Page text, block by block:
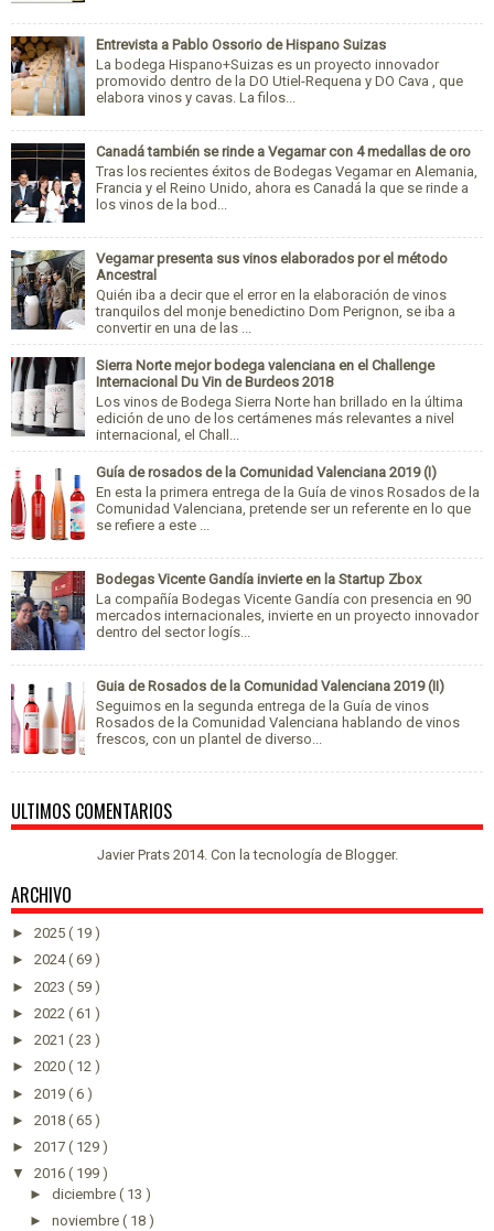
Entrevista a Pablo Ossorio de Hispano Suizas
La bodega Hispano+Suizas es un proyecto innovador
promovido dentro de la DO Utiel-Requena y DO Cava , que
elabora vinos y cavas. La filos...
Canadá también se rinde a Vegamar con 4 medallas de oro
Tras los recientes éxitos de Bodegas Vegamar en Alemania,
Francia y el Reino Unido, ahora es Canadá la que se rinde a
los vinos de la bod...
Vegamar presenta sus vinos elaborados por el método
Ancestral
Quién iba a decir que el error en la elaboración de vinos
tranquilos del monje benedictino Dom Perignon, se iba a
convertir en una de las ...
Sierra Norte mejor bodega valenciana en el Challenge
Internacional Du Vin de Burdeos 2018
Los vinos de Bodega Sierra Norte han brillado en la última
edición de uno de los certámenes más relevantes a nivel
internacional, el Chall...
Guía de rosados de la Comunidad Valenciana 2019 (I)
En esta la primera entrega de la Guía de vinos Rosados de la
Comunidad Valenciana, pretende ser un referente en lo que
se refiere a este ...
Bodegas Vicente Gandía invierte en la Startup Zbox
La compañía Bodegas Vicente Gandía con presencia en 90
mercados internacionales, invierte en un proyecto innovador
dentro del sector logís...
Guia de Rosados de la Comunidad Valenciana 2019 (II)
Seguimos en la segunda entrega de la Guía de vinos
Rosados de la Comunidad Valenciana hablando de vinos
frescos, con un plantel de diverso...
ULTIMOS COMENTARIOS
Javier Prats 2014. Con la tecnología de Blogger.
ARCHIVO
► 2025 ( 19 )
► 2024( 69 )
► 2023 ( 59 )
► 2022 ( 61 )
► 2021 ( 23 )
► 2020 ( 12 )
► 2019 ( 6 )
► 2018 ( 65 )
► 2017 ( 129 )
▼ 2016 ( 199 )
► diciembre ( 13 )
► noviembre ( 18 )